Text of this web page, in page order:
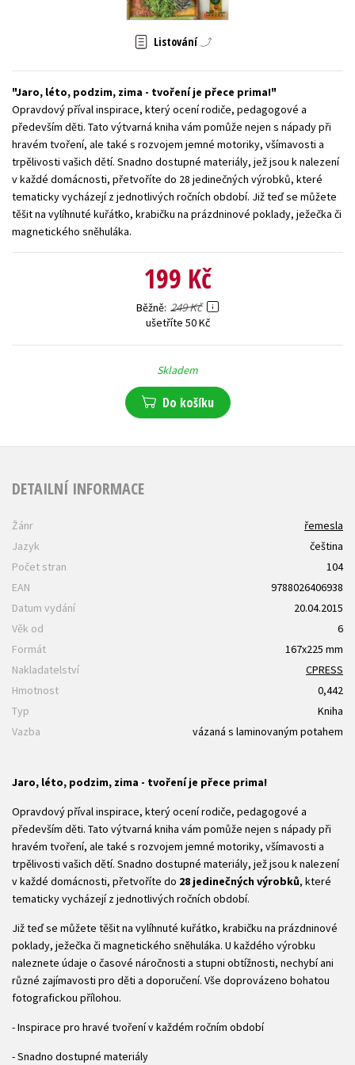
Zahraniční literatura
Listování
Jaro, léto, podzim, zima - tvoření je přece prima!
Opravdový příval inspirace, který ocení rodiče, pedagogové a
především děti. Tato výtvarná kniha vám pomůže nejen s nápady při
hravém tvoření, ale také s rozvojem jemné motoriky, všímavosti a
trpělivosti vašich dětí. Snadno dostupné materiály, jež jsou k nalezení
v každé domácnosti, přetvoříte do 28 jedinečných výrobků, které
tematicky vycházejí z jednotlivých ročních období. Již teď se můžete
těšit na vylíhnuté kuřátko, krabičku na prázdninové poklady, ježečka či
magnetického sněhuláka.
199 Kč
Běžně 249 Kč
ušetříte 50 Kč
Skladem
Do košíku
DETAILNÍ INFORMACE
Žánr
řemesla
Jazyk
čeština
Počet stran
104
EAN
9788026406938
Datum vydání
20.04.2015
Věk od
6
Formát
167x225 mm
Nakladatelství
CPRESS
Hmotnost
0,442
Typ
Kniha
Vazba
vázaná s laminovaným potahem
Jaro, léto, podzim, zima - tvoření je přece prima!
Opravdový příval inspirace, který ocení rodiče, pedagogové a
především děti. Tato výtvarná kniha vám pomůže nejen s nápady při
hravém tvoření, ale také s rozvojem jemné motoriky, všímavosti a
trpělivosti vašich dětí. Snadno dostupné materiály, jež jsou k nalezení
v každé domácnosti, přetvoříte do 28 jedinečných výrobků, které
tematicky vycházejí z jednotlivých ročních období.
Již teď se můžete těšit na vylíhnuté kuřátko, krabičku na prázdninové
poklady, ježečka či magnetického sněhuláka. U každého výrobku
naleznete údaje o časové náročnosti a stupni obtížnosti, nechybí ani
různé zajímavosti pro děti a doporučení. Vše doprovázeno bohatou
fotografickou přílohou.
- Inspirace pro hravé tvoření v každém ročním období
- Snadno dostupné materiály